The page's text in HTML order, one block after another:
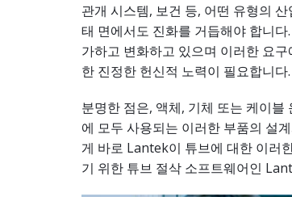
관개 시스템, 보건 등, 어떤 유형의
태 면에서도 진화를 거듭해야 합니
가하고 변화하고 있으며 이러한 요
한 진정한 헌신적 노력이 필요합니다.
분명한 점은, 액체, 기체 또는 케이
에 모두 사용되는 이러한 부품의 설
게 바로 Lantek이 튜브에 대한 이러
기 위한 튜브 절삭 소프트웨어인